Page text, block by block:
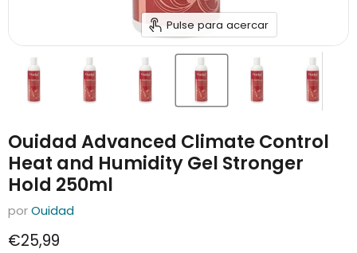
Pulse para acercar
Ouidad Advanced Climate Control
Heat and Humidity Gel Stronger
Hold 250ml
porOuidad
Precio actual
€25,99